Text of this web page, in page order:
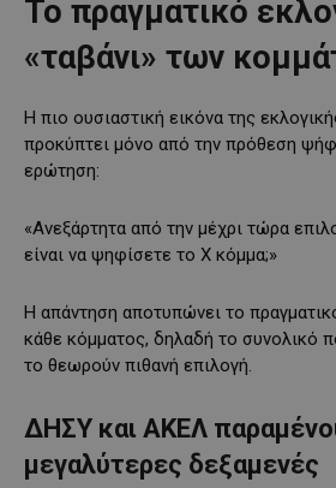
Το πραγματικό
«ταβάνι» των
Η πιο ουσιαστική εικόνα της
προκύπτει μόνο από την πρόθεση
ερώτηση:
«Ανεξάρτητα από την μέχρι τώρα
είναι να ψηφίσετε το Χ κόμμα;»
Η απάντηση αποτυπώνει το
κάθε κόμματος, δηλαδή το συνολικό
το θεωρούν πιθανή επιλογή.
ΔΗΣΥ και ΑΚΕΛ
μεγαλύτερες δεξαμενές